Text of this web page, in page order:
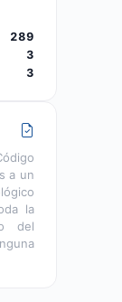
289
3
3
a un
la
del